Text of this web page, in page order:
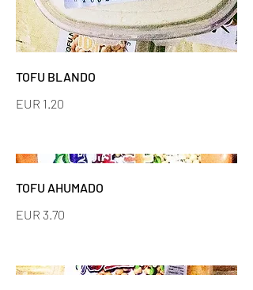
TOFU BLANDO
EUR 1.20
TOFU AHUMADO
EUR 3.70